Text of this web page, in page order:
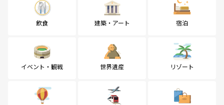
飲食 建築・アート 宿泊
イベント・観戦 世界遺産 リゾート